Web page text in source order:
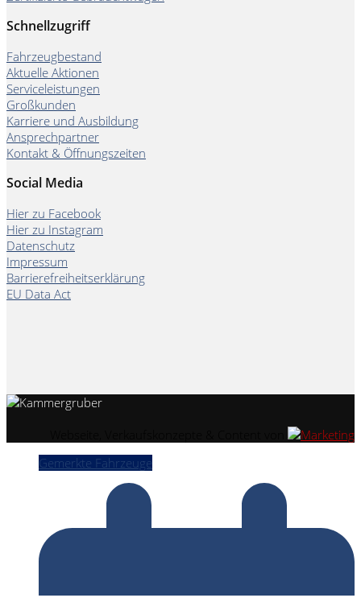
Schnellzugriff
Fahrzeugbestand
Aktuelle Aktionen
Serviceleistungen
Großkunden
Karriere und Ausbildung
Ansprechpartner
Kontakt & Öffnungszeiten
Social Media
Hier zu Facebook
Hier zu Instagram
Datenschutz
Impressum
Barrierefreiheitserklärung
EU Data Act
Gemerkte Fahrzeuge